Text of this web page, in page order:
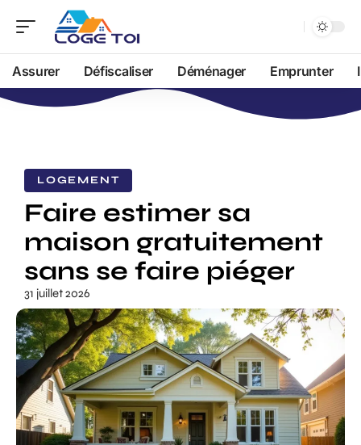
Assurer Défiscaliser Déménager Emprunter
LOGEMENT
Faire estimer sa
maison gratuitement
sans se faire piéger
31 juillet 2026